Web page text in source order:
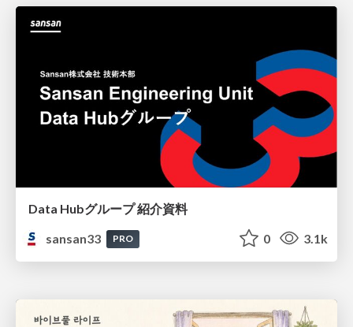
Data Hubグループ 紹介資料
sansan33
PRO 0 3.1k